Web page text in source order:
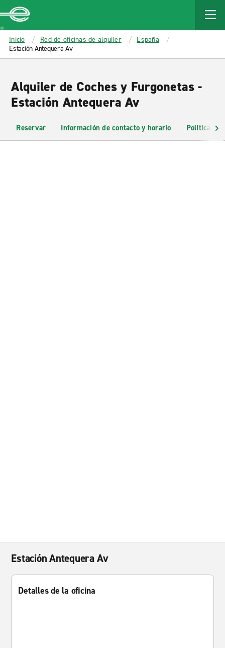
MAIN
CONTENT
Enterprise
Inicio Red de oficinas de alquiler
España
Estación Antequera Av
Alquiler de Coches y Furgonetas -
Estación Antequera Av
Reservar Información de contacto y horario Políticas
Estación Antequera Av
Detalles de la oficina